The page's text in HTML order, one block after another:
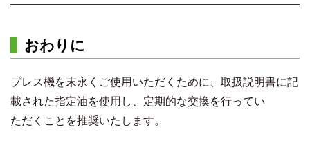
おわりに
プレス機を末永くご使用いただくために、取扱説明書に記
載された指定油を使用し、定期的な交換を行ってい
ただくことを推奨いたします。